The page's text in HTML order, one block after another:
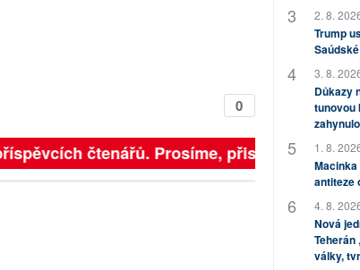
0
čtenářů. Prosíme, přispějte. ➥
2. 8.
Trump
3. 8.
Důkazy
tunovou
1. 8.
antiteze
4. 8.
Nová
Teherán
války,